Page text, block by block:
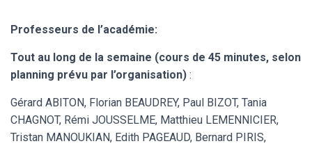
Professeurs de l’académie:
Tout au long de la semaine (cours de 45 minutes, selon
planning prévu par l’organisation) :
Gérard ABITON, Florian BEAUDREY, Paul BIZOT, Tania
CHAGNOT, Rémi JOUSSELME, Matthieu LEMENNICIER,
Tristan MANOUKIAN, Edith PAGEAUD, Bernard PIRIS,